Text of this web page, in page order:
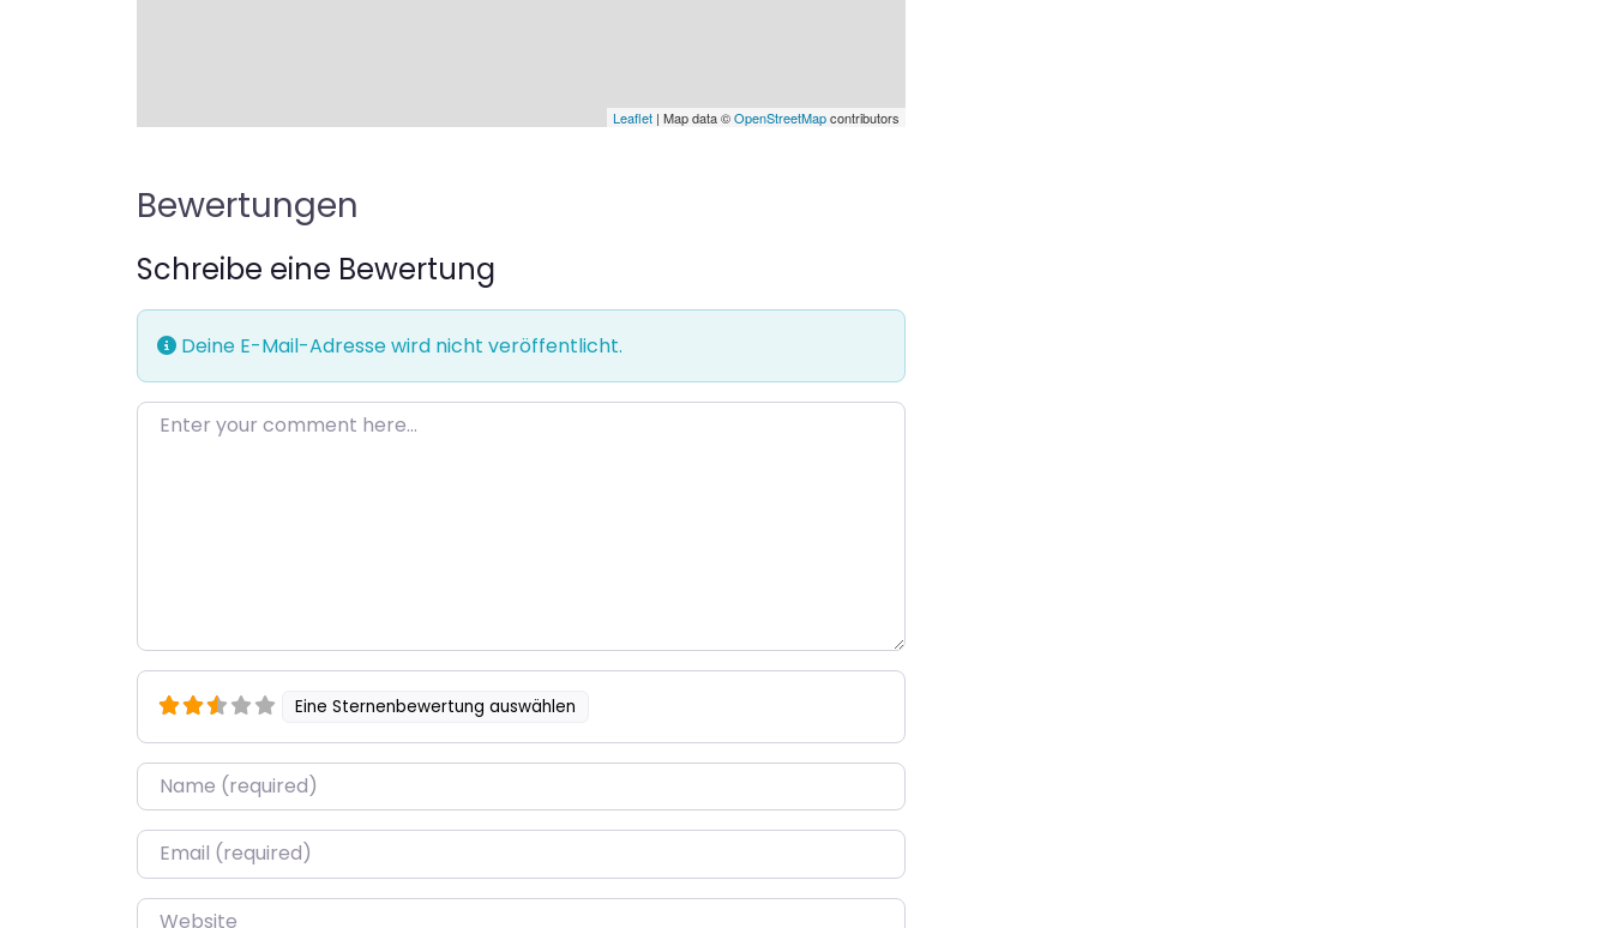
Leaflet | Map data ©OpenStreetMapcontributors
Bewertungen
Schreibe eine Bewertung
Deine E-Mail-Adresse wird nicht veröffentlicht.
Enter your comment here…
Eine Sternenbewertung auswählen
Name*
Email*
Website